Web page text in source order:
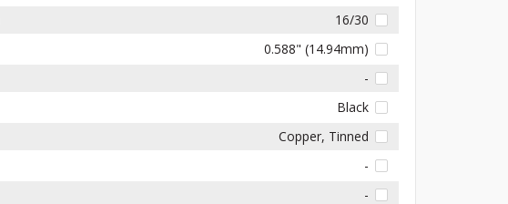
16/30
0.588" (14.94mm)
-
Black
Copper, Tinned
-
-